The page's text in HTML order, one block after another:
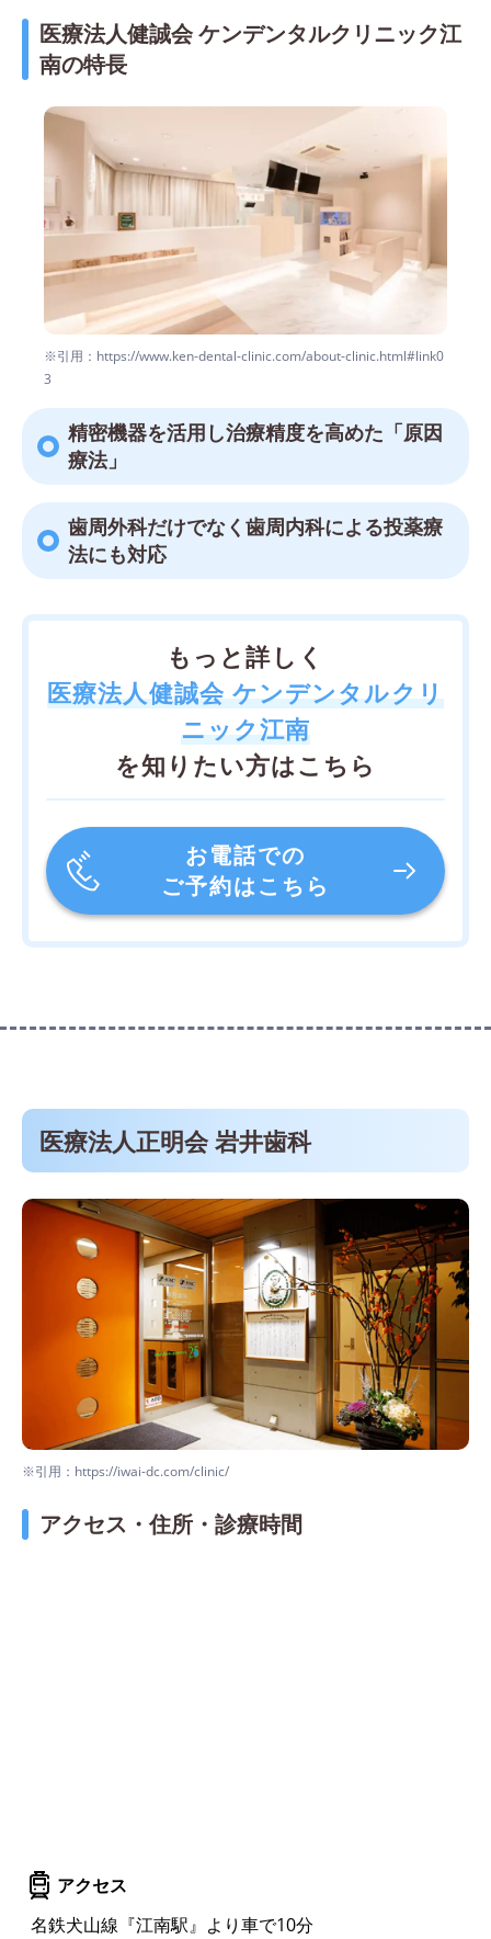
医療法人健誠会 ケンデンタルクリニック江
南の特長
※引用：https://www.ken-dental-clinic.com/about-clinic.html#link0
3
精密機器を活用し治療精度を高めた「原因
療法」
歯周外科だけでなく歯周内科による投薬療
法にも対応
もっと詳しく
医療法人健誠会 ケンデンタルクリ
ニック江南
を知りたい方はこちら
お電話での
ご予約はこちら
医療法人正明会 岩井歯科
※引用：https://iwai-dc.com/clinic/
アクセス・住所・診療時間
アクセス
名鉄犬山線『江南駅』より車で10分